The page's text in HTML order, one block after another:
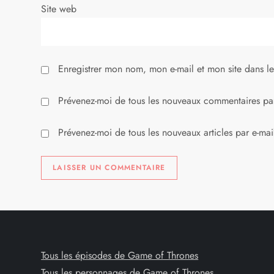
t
c
l
e
Site web
Enregistrer mon nom, mon e-mail et mon site dans
Prévenez-moi de tous les nouveaux commentaires
Prévenez-moi de tous les nouveaux articles par e-
Tous les épisodes de Game of Thrones